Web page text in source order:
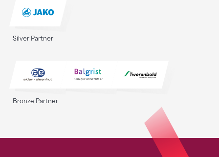
Silver Partner
Bronze Partner